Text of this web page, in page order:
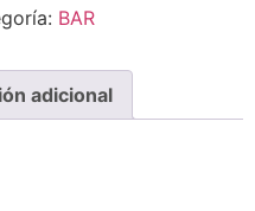
BAR
adicional